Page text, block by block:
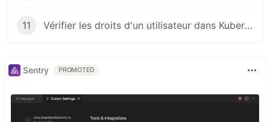
11 Vérifier les droits d'un utilisateur dans Kubernetes
Sentry PROMOTED